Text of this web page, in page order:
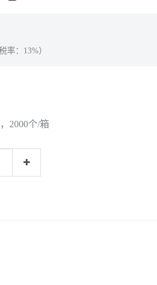
率：13%）
2000个/箱